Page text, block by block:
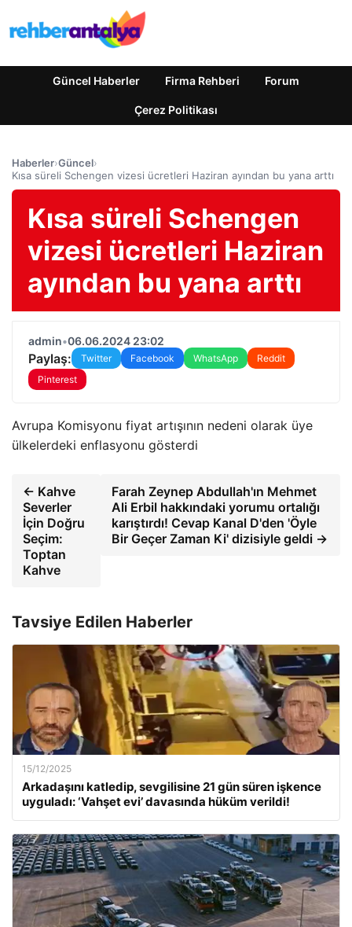
Güncel Haberler Firma Rehberi Forum
Çerez Politikası
Haberler›Güncel›
Kısa süreli Schengen vizesi ücretleri Haziran ayından bu yana arttı
Kısa süreli Schengen
vizesi ücretleri Haziran
ayından bu yana arttı
admin•06.06.2024 23:02
Paylaş: Twitter Facebook WhatsApp
Reddit
Pinterest
Avrupa Komisyonu fiyat artışının nedeni olarak üye
ülkelerdeki enflasyonu gösterdi
← Kahve
Severler
İçin Doğru
Seçim:
Toptan
Kahve
Farah Zeynep Abdullah'ın Mehmet
Ali Erbil hakkındaki yorumu ortalığı
karıştırdı! Cevap Kanal D'den 'Öyle
Bir Geçer Zaman Ki' dizisiyle geldi →
Tavsiye Edilen Haberler
15/12/2025
Arkadaşını katledip, sevgilisine 21 gün süren işkence
uyguladı: ‘Vahşet evi’ davasında hüküm verildi!